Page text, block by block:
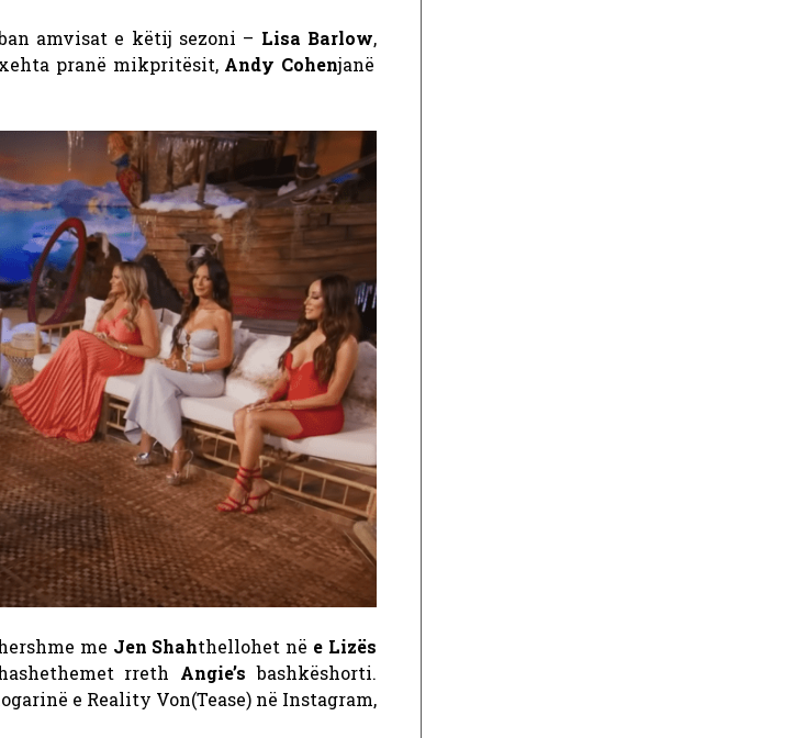
amvisat e këtij sezoni – Lisa Barlow,
pranë mikpritësit, Andy Cohenjanë
me Jen Shahthellohet në e Lizës
rreth Angie’s bashkëshorti.
e Reality Von(Tease) në Instagram,